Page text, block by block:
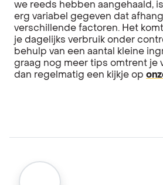
we reeds hebben aangehaald,
erg variabel gegeven dat
verschillende factoren. Het
je dagelijks verbruik onder
behulp van een aantal kleine
graag nog meer tips omtrent je
dan regelmatig een kijkje op